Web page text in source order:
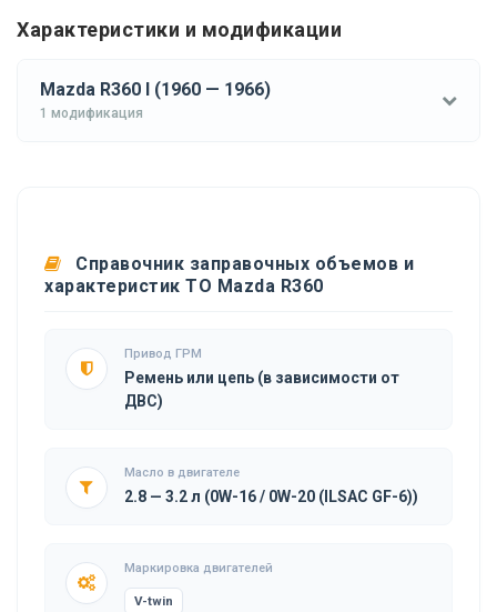
Характеристики и модификации
Mazda R360 I (1960 — 1966)
1 модификация
Справочник заправочных объемов и
характеристик ТО Mazda R360
Привод ГРМ
Ремень или цепь (в зависимости от
ДВС)
Масло в двигателе
2.8 — 3.2 л (0W-16 / 0W-20 (ILSAC GF-6))
Маркировка двигателей
V-twin